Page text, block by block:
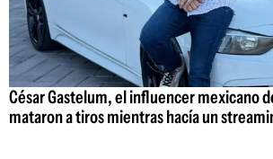
César Gastelum, el influencer mexicano
mataron a tiros mientras hacía un